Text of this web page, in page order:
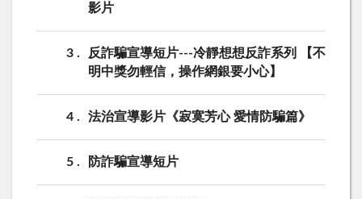
影片
3
反詐騙宣導短片---冷靜想想反詐系列 【不
明中獎勿輕信，操作網銀要小心】
4 法治宣導影片《寂寞芳心 愛情防騙篇》
5 防詐騙宣導短片